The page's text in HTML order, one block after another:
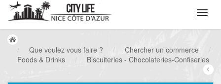
Que voulez vous faire ? / Chercher un commerce
Foods & Drinks
/ Biscuiteries - Chocolateries-Confiseries